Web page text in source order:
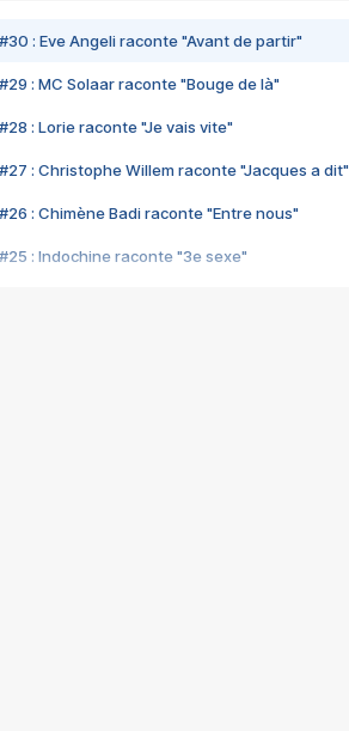
#30 : Eve Angeli raconte "Avant de partir"
#29 : MC Solaar raconte "Bouge de là"
#28 : Lorie raconte "Je vais vite"
#27 : Christophe Willem raconte "Jacques a dit"
#26 : Chimène Badi raconte "Entre nous"
#25 : Indochine raconte "3e sexe"